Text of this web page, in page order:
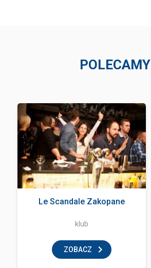
POLECAMY
Le Scandale Zakopane
klub
ZOBACZ